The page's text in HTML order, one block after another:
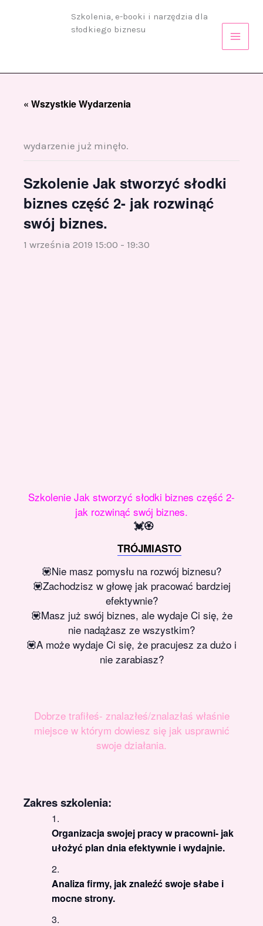
Szkolenia, e-booki i narzędzia dla
słodkiego biznesu
« Wszystkie Wydarzenia
wydarzenie już minęło.
Szkolenie Jak stworzyć słodki
biznes część 2- jak rozwinąć
swój biznes.
1 września 2019 15:00 - 19:30
Szkolenie Jak stworzyć słodki biznes część 2-
jak rozwinąć swój biznes.
💓🏵️
TRÓJMIASTO
💟Nie masz pomysłu na rozwój biznesu?
💟Zachodzisz w głowę jak pracować bardziej
efektywnie?
💟Masz już swój biznes, ale wydaje Ci się, że
nie nadążasz ze wszystkim?
💟A może wydaje Ci się, że pracujesz za dużo i
nie zarabiasz?
Dobrze trafiłeś- znalazłeś/znalazłaś właśnie
miejsce w którym dowiesz się jak usprawnić
swoje działania.
Zakres szkolenia:
Organizacja swojej pracy w pracowni- jak
ułożyć plan dnia efektywnie i wydajnie.
Analiza firmy, jak znaleźć swoje słabe i
mocne strony.